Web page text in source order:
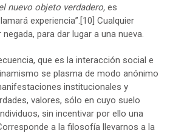
nuevo objeto verdadero, es
experiencia”.[10] Cualquier
para dar lugar a una nueva.
que es la interacción social e
se plasma de modo anónimo
institucionales y
valores, sólo en cuyo suelo
sin incentivar por ello una
a la filosofía llevarnos a la